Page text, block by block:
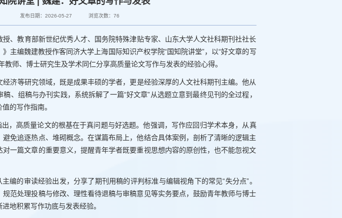
发布日期：2026-05-27 浏览次数：76
、教育部新世纪优秀人才、国务院特殊津贴专家、山东大学人文社科期刊社社长
主编魏建教授作客同济大学上海国际知识产权学院“国知院讲堂”，以“好文章的写
教师、博士研究生及学术同仁分享高质量论文写作与发表的经验心得。
济等研究领域，既是成果丰硕的学者，更是经验深厚的人文社科期刊主编。他从
、组稿与办刊实践，系统拆解了一篇“好文章”从选题立意到最终见刊的全过程，
的写作指南。
出，高质量论文的根基在于真问题与好选题。他强调，写作应回归学术本身，从真
免追逐热点、堆砌概念。在谋篇布局上，他结合具体案例，剖析了清晰的逻辑主
一篇文章的重要意义，提醒青年学者既要重视思想内容的原创性，也不能忽视文
编的审读经验出发，分享了期刊用稿的评判标准与编辑视角下的常见“失分点”。
范处理投稿与修改、理性看待退稿与审稿意见等实务要点，鼓励青年教师与博士
地积累写作功底与发表经验。